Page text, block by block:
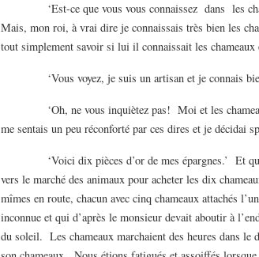
‘Est-ce que vous vous connaissez dans les
Mais, mon roi, à vrai dire je connaissais très bien les
tout simplement savoir si lui il connaissait les
‘Vous voyez, je suis un artisan et je connais bien
‘Oh, ne vous inquiètez pas! Moi et les chameaux
me sentais un peu réconforté par ces dires et je décidai
‘Voici dix pièces d’or de mes épargnes.’ Et
vers le marché des animaux pour acheter les dix
mîmes en route, chacun avec cinq chameaux attachés
inconnue et qui d’après le monsieur devait aboutir à
du soleil. Les chameaux marchaient des heures dans le